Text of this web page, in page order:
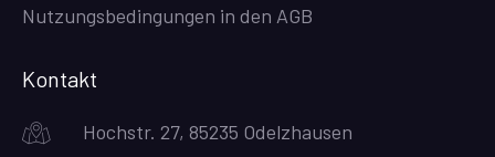
Nutzungsbedingungen in den AGB
Kontakt
Hochstr. 27, 85235 Odelzhausen